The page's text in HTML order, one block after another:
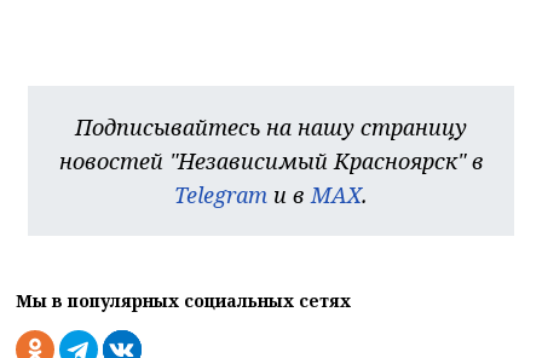
Подписывайтесь на нашу страницу
новостей "Независимый Красноярск" в
Telegram и вMAX.
Мы в популярных социальных сетях